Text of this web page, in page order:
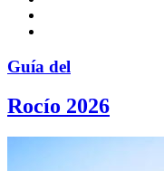
Guía del
Rocío 2026